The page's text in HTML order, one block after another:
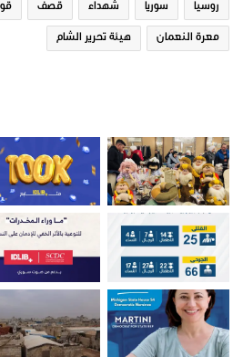
روسيا سوريا شهداء قصف
معرة النعمان هيئة تحرير الشام